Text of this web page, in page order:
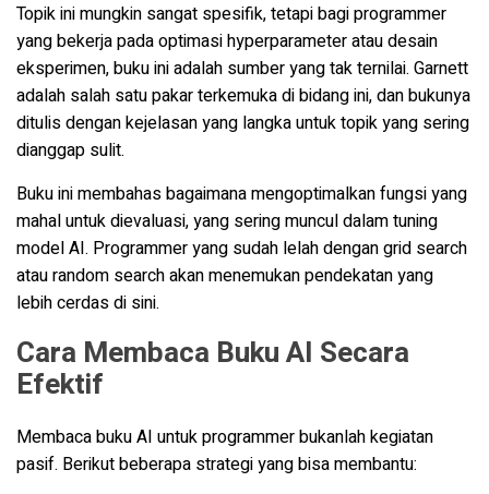
Topik ini mungkin sangat spesifik, tetapi bagi programmer
yang bekerja pada optimasi hyperparameter atau desain
eksperimen, buku ini adalah sumber yang tak ternilai. Garnett
adalah salah satu pakar terkemuka di bidang ini, dan bukunya
ditulis dengan kejelasan yang langka untuk topik yang sering
dianggap sulit.
Buku ini membahas bagaimana mengoptimalkan fungsi yang
mahal untuk dievaluasi, yang sering muncul dalam tuning
model AI. Programmer yang sudah lelah dengan grid search
atau random search akan menemukan pendekatan yang
lebih cerdas di sini.
Cara Membaca Buku AI Secara
Efektif
Membaca buku AI untuk programmer bukanlah kegiatan
pasif. Berikut beberapa strategi yang bisa membantu: